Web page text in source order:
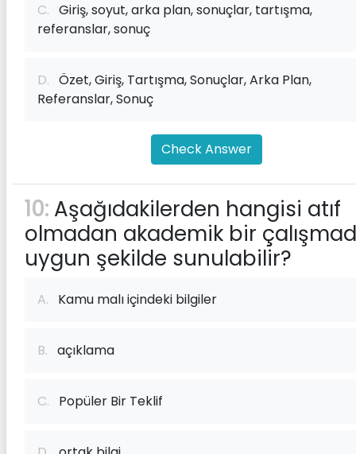
C. Giriş, soyut, arka plan, sonuçlar, tartışma,
referanslar, sonuç
D. Özet, Giriş, Tartışma, Sonuçlar, Arka Plan,
Referanslar, Sonuç
Check Answer
10: Aşağıdakilerden hangisi atıf
olmadan akademik bir
uygun şekilde sunulabilir?
A. Kamu malı içindeki bilgiler
B. açıklama
C. Popüler Bir Teklif